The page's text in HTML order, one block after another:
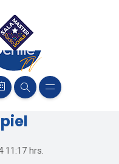
11:17 hrs.